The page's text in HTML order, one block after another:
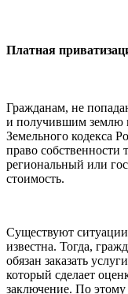
Платная
Гражданам, не
и получившим землю
Земельного кодекса
право собственности
региональный или
стоимость.
Существуют
известна. Тогда,
обязан заказать
который сделает
заключение. По